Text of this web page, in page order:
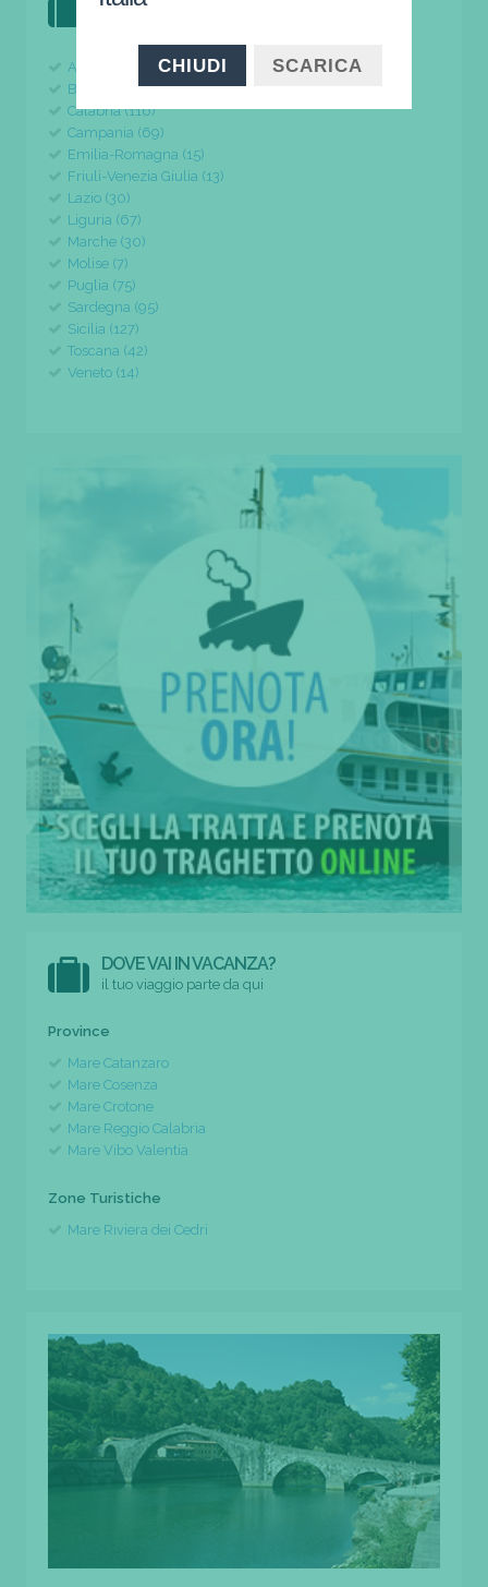
Abruzzo (24)
Basilicata (11)
Calabria (116)
Campania (69)
Emilia-Romagna (15)
Friuli-Venezia Giulia (13)
Lazio (30)
Liguria (67)
Marche (30)
Molise (7)
Puglia (75)
Sardegna (95)
Sicilia (127)
Toscana (42)
Veneto (14)
DOVE VAI IN VACANZA?
il tuo viaggio parte da qui
Province
Mare Catanzaro
Mare Cosenza
Mare Crotone
Mare Reggio Calabria
Mare Vibo Valentia
Zone Turistiche
Mare Riviera dei Cedri
CHIUDI SCARICA